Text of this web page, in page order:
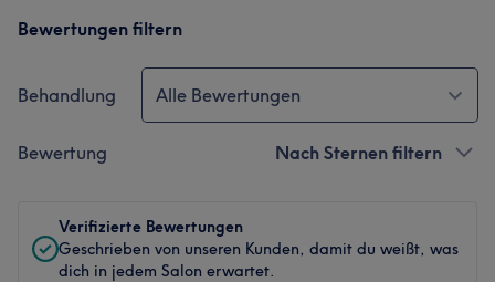
Bewertungen filtern
Behandlung Alle Bewertungen
Bewertung Nach Sternen filtern
Verifizierte Bewertungen
Geschrieben von unseren Kunden, damit du weißt, was
dich in jedem Salon erwartet.